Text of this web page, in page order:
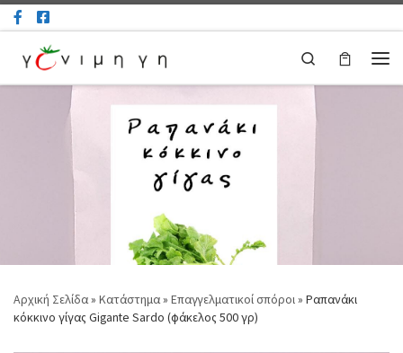
Μετάβαση στο περιεχόμενο
Search
Αρχική Σελίδα» Κατάστημα» Επαγγελματικοί σπόροι» Ραπανάκι
κόκκινο γίγας Gigante Sardo (φάκελος 500 γρ)